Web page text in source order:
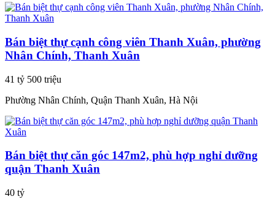
Bán biệt thự cạnh công viên Thanh Xuân, phường
Nhân Chính, Thanh Xuân
41 tỷ 500 triệu
Phường Nhân Chính, Quận Thanh Xuân, Hà Nội
Bán biệt thự căn góc 147m2, phù hợp nghỉ dưỡng
quận Thanh Xuân
40 tỷ